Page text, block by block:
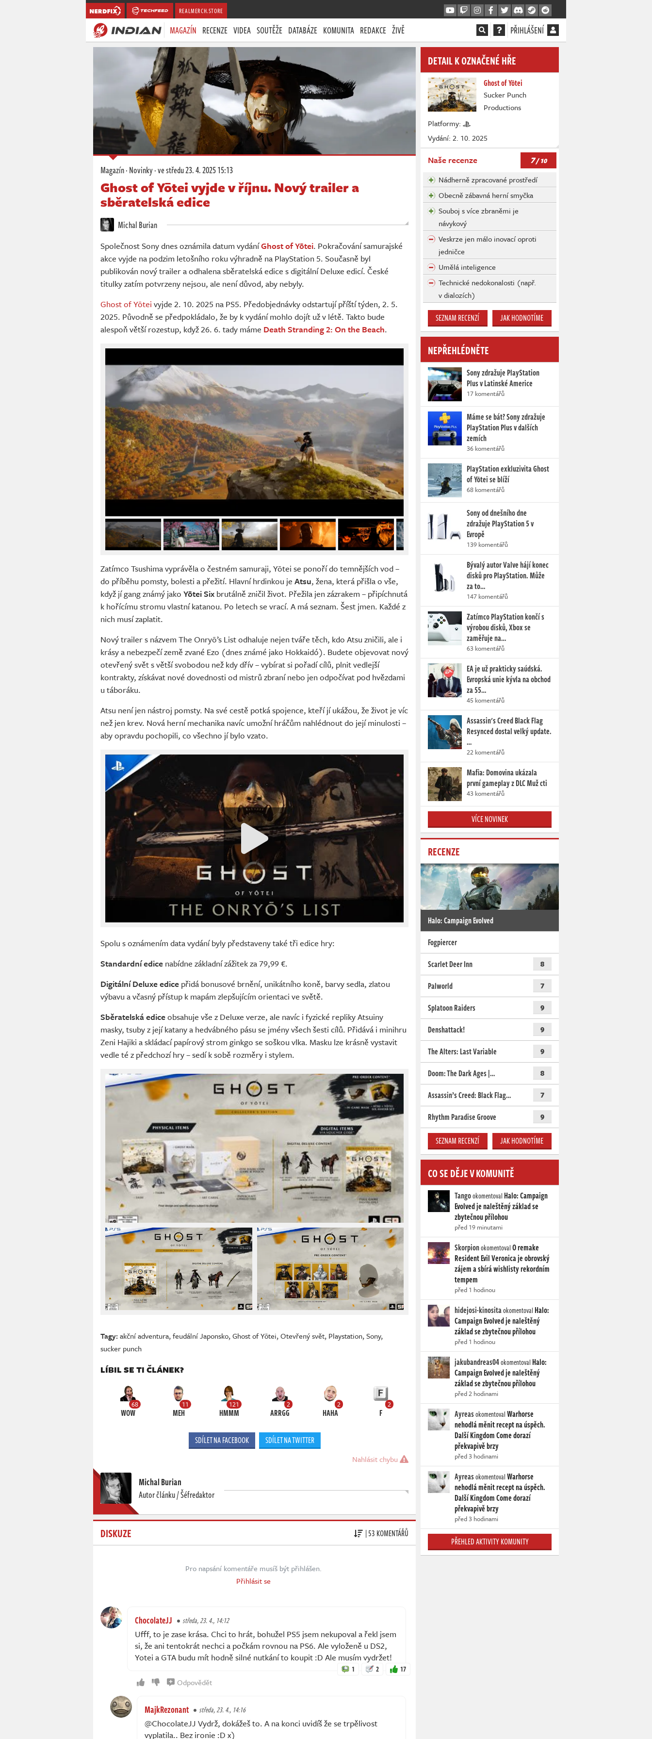
REALMERCH.STORE
MAGAZÍN RECENZE VIDEA SOUTĚŽE DATABÁZE KOMUNITA REDAKCE ŽIVĚ PŘIHLÁŠENÍ
Magazín·Novinky·ve středu23. 4. 2025 15:13
Ghost of Yōtei vyjde v říjnu. Nový trailer a
sběratelská edice
Michal Burian
Společnost Sony dnes oznámila datum vydáníGhost of Yōtei. Pokračování samurajské
akce vyjde na podzim letošního roku výhradně na PlayStation 5. Současně byl
publikován nový trailer a odhalena sběratelská edice s digitální Deluxe edicí. České
titulky zatím potvrzeny nejsou, ale není důvod, aby nebyly.
Ghost of Yōtei vyjde 2. 10. 2025 na PS5. Předobjednávky odstartují příští týden, 2. 5.
2025. Původně se předpokládalo, že by k vydání mohlo dojít už v létě. Takto bude
alespoň větší rozestup, když 26. 6. tady máme Death Stranding 2: On the Beach.
Zatímco Tsushima vyprávěla o čestném samuraji, Yōtei se ponoří do temnějších vod –
do příběhu pomsty, bolesti a přežití. Hlavní hrdinkou je Atsu, žena, která přišla o vše,
když jí gang známý jako Yōtei Six brutálně zničil život. Přežila jen zázrakem – připíchnutá
k hořícímu stromu vlastní katanou. Po letech se vrací. A má seznam. Šest jmen. Každé z
nich musí zaplatit.
Nový trailer s názvem The Onryō’s List odhaluje nejen tváře těch, kdo Atsu zničili, ale i
krásy a nebezpečí země zvané Ezo (dnes známé jako Hokkaidó). Budete objevovat nový
otevřený svět s větší svobodou než kdy dřív – vybírat si pořadí cílů, plnit vedlejší
kontrakty, získávat nové dovednosti od mistrů zbraní nebo jen odpočívat pod hvězdami
u táboráku.
Atsu není jen nástroj pomsty. Na své cestě potká spojence, kteří jí ukážou, že život je víc
než jen krev. Nová herní mechanika navíc umožní hráčům nahlédnout do její minulosti –
aby opravdu pochopili, co všechno jí bylo vzato.
Spolu s oznámením data vydání byly představeny také tři edice hry:
Standardní edice nabídne základní zážitek za 79,99 €.
Digitální Deluxe edice přidá bonusové brnění, unikátního koně, barvy sedla, zlatou
výbavu a včasný přístup k mapám zlepšujícím orientaci ve světě.
Sběratelská ediceobsahuje vše z Deluxe verze, ale navíc i fyzické repliky Atsuiny
masky, tsuby z její katany a hedvábného pásu se jmény všech šesti cílů. Přidává i minihru
Zeni Hajiki a skládací papírový strom ginkgo se soškou vlka. Masku lze krásně vystavit
vedle té z předchozí hry – sedí k sobě rozměry i stylem.
Tagy:akční adventura,feudální Japonsko,Ghost of Yōtei,Otevřený svět, Playstation,Sony,
sucker punch
LÍBIL SE TI ČLÁNEK?
68
WOW
11
MEH
121
HMMM
2
ARRGG
2
HAHA
2
F
SDÍLET NA FACEBOOK SDÍLET NA TWITTER
Nahlásit chybu
Michal Burian
Autor článku / Šéfredaktor
DISKUZE | 53 KOMENTÁŘŮ
Pro napsání komentáře musíš být přihlášen.
Přihlásit se
ChocolateJJ středa, 23. 4., 14:12
Ufff, to je zase krása. Chci to hrát, bohužel PS5 jsem nekupoval a řekl jsem
si, že ani tentokrát nechci a počkám rovnou na PS6. Ale vyloženě u DS2,
Yotei a GTA budu mít hodně silné nutkání to koupit :D Ale musím vydržet!
1 2 17
Odpovědět
MajkRezonant středa, 23. 4., 14:16
@ChocolateJJ Vydrž, dokážeš to. A na konci uvidíš že se trpělivost
vyplatila.. Bez ironie :D x)
DETAIL K OZNAČENÉ HŘE
Ghost of Yōtei
Sucker Punch
Productions
Platformy:
Vydání: 2. 10. 2025
Naše recenze 7/ 10
Nádherně zpracované prostředí
Obecně zábavná herní smyčka
Souboj s více zbraněmi je
návykový
Veskrze jen málo inovací oproti
jedničce
Umělá inteligence
Technické nedokonalosti (např.
v dialozích)
SEZNAM RECENZÍ JAK HODNOTÍME
NEPŘEHLÉDNĚTE
Sony zdražuje PlayStation
Plus v Latinské Americe
17 komentářů
Máme se bát? Sony zdražuje
PlayStation Plus v dalších
zemích
36 komentářů
PlayStation exkluzivita Ghost
of Yōtei se blíží
68 komentářů
Sony od dnešního dne
zdražuje PlayStation 5 v
Evropě
139 komentářů
Bývalý autor Valve hájí konec
disků pro PlayStation. Může
za to…
147 komentářů
Zatímco PlayStation končí s
výrobou disků, Xbox se
zaměřuje na…
63 komentářů
EA je už prakticky saúdská.
Evropská unie kývla na obchod
za 55…
45 komentářů
Assassin's Creed Black Flag
Resynced dostal velký update.
…
22 komentářů
Mafia: Domovina ukázala
první gameplay z DLC Muž cti
43 komentářů
VÍCE NOVINEK
RECENZE
Halo: Campaign Evolved
Fogpiercer
Scarlet Deer Inn
8
Palworld 7
Splatoon Raiders 9
Denshattack! 9
The Alters: Last Variable 9
Doom: The Dark Ages |… 8
Assassin’s Creed: Black Flag… 7
Rhythm Paradise Groove 9
SEZNAM RECENZÍ JAK HODNOTÍME
CO SE DĚJE V KOMUNITĚ
Tangookomentoval Halo: Campaign
Evolved je naleštěný základ se
zbytečnou přílohou
před 19 minutami
SkorpionokomentovalO remake
Resident Evil Veronica je obrovský
zájem a sbírá wishlisty rekordním
tempem
před 1 hodinou
hidejosi-kinositaokomentoval Halo:
Campaign Evolved je naleštěný
základ se zbytečnou přílohou
před 1 hodinou
jakubandreas04okomentoval Halo:
Campaign Evolved je naleštěný
základ se zbytečnou přílohou
před 2 hodinami
AyreasokomentovalWarhorse
nehodlá měnit recept na úspěch.
Další Kingdom Come dorazí
překvapivě brzy
před 3 hodinami
AyreasokomentovalWarhorse
nehodlá měnit recept na úspěch.
Další Kingdom Come dorazí
překvapivě brzy
před 3 hodinami
PŘEHLED AKTIVITY KOMUNITY